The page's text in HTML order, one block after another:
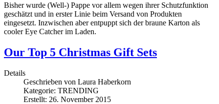
Bisher wurde (Well-) Pappe vor allem wegen ihrer Schutzfunktion
geschätzt und in erster Linie beim Versand von Produkten
eingesetzt. Inzwischen aber entpuppt sich der braune Karton als
cooler Eye Catcher im Laden.
Our Top 5 Christmas Gift Sets
Details
Geschrieben von Laura Haberkorn
Kategorie: TRENDING
Erstellt: 26. November 2015